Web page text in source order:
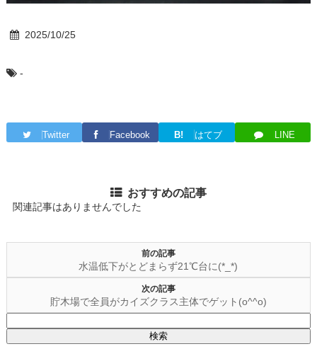
2025/10/25
-
Twitter Facebook B! はてブ LINE
おすすめの記事
関連記事はありませんでした
前の記事
水温低下がとどまらず21℃台に(*_*)
次の記事
貯木場で全員がカイズクラス主体でゲット(o^^o)
索: